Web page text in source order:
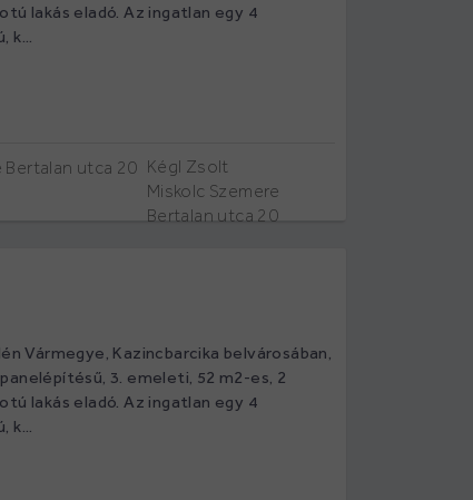
lakás eladó. Az ingatlan egy 4
Kégl Zsolt
Miskolc Szemere
Bertalan utca 20
Vármegye, Kazincbarcika belvárosában,
3. emeleti, 52 m2-es, 2
lakás eladó. Az ingatlan egy 4
k...